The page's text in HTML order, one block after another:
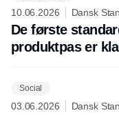
10.06.2026 Dansk
De første
produktpas er
Social
03.06.2026 Dansk